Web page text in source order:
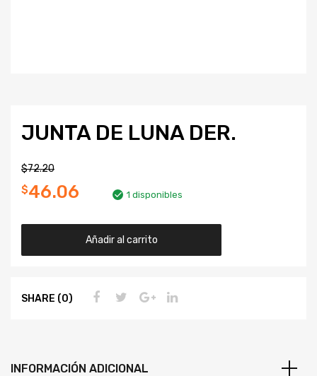
JUNTA DE LUNA DER.
$72.20
$46.06 1 disponibles
Añadir al carrito
SHARE (0)
INFORMACIÓN ADICIONAL